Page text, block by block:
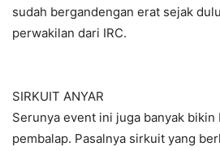
sudah bergandengan erat sejak
perwakilan dari IRC.
SIRKUIT ANYAR
Serunya event ini juga banyak bikin
pembalap. Pasalnya sirkuit yang